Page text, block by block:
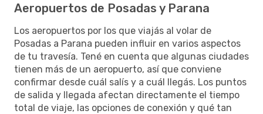
Aeropuertos de Posadas y Parana
Los aeropuertos por los que viajás al volar de
Posadas a Parana pueden influir en varios aspectos
de tu travesía. Tené en cuenta que algunas ciudades
tienen más de un aeropuerto, así que conviene
confirmar desde cuál salís y a cuál llegás. Los puntos
de salida y llegada afectan directamente el tiempo
total de viaje, las opciones de conexión y qué tan